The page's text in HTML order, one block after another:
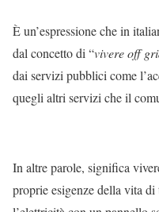
È un’espressione che in
dal concetto di “vivere off
dai servizi pubblici come
quegli altri servizi che il
In altre parole, significa
proprie esigenze della vita